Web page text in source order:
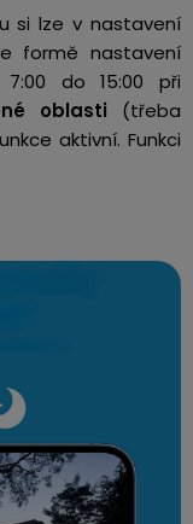
si lze v nastavení
formě nastavení
do 15:00 při
oblasti (třeba
aktivní. Funkci